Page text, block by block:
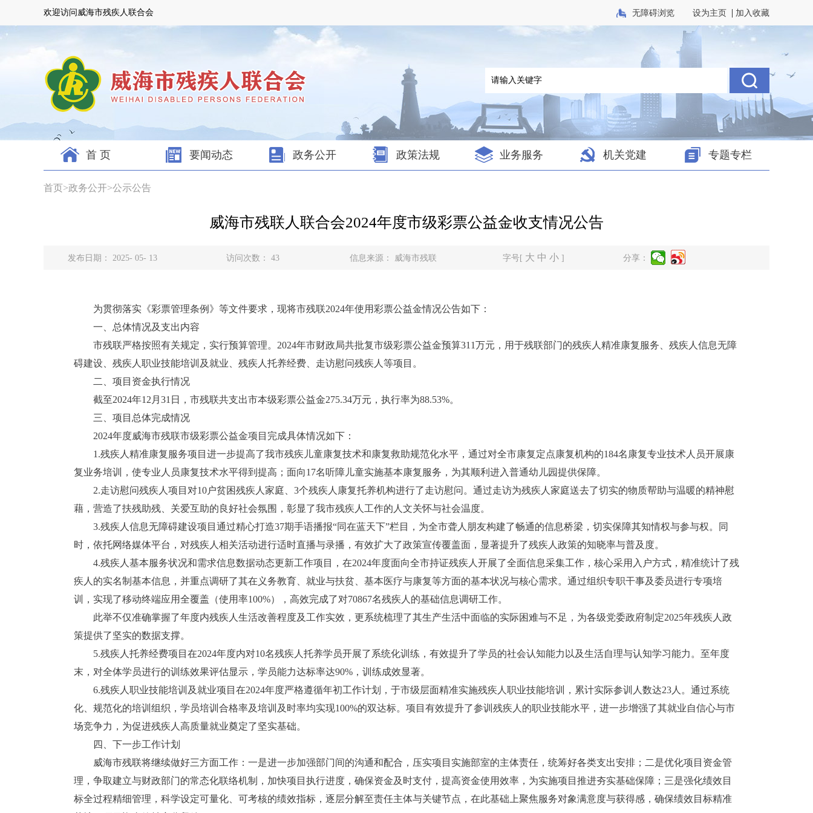
欢迎访问威海市残疾人联合会 无障碍浏览 设为主页 | 加入收藏
首 页 要闻动态 政务公开 政策法规 业务服务 机关党建 专题专栏
首页>政务公开>公示公告
威海市残联人联合会2024年度市级彩票公益金收支情况公告
发布日期： 2025- 05- 13 访问次数： 43 信息来源： 威海市残联 字号[ 大 中 小 ] 分享：
为贯彻落实《彩票管理条例》等文件要求，现将市残联2024年使用彩票公益金情况公告如下：
一、总体情况及支出内容
市残联严格按照有关规定，实行预算管理。2024年市财政局共批复市级彩票公益金预算311万元，用于残联部门的残疾人精准康复服务、残疾人信息无障
碍建设、残疾人职业技能培训及就业、残疾人托养经费、走访慰问残疾人等项目。
二、项目资金执行情况
截至2024年12月31日，市残联共支出市本级彩票公益金275.34万元，执行率为88.53%。
三、项目总体完成情况
2024年度威海市残联市级彩票公益金项目完成具体情况如下：
1.残疾人精准康复服务项目进一步提高了我市残疾儿童康复技术和康复救助规范化水平，通过对全市康复定点康复机构的184名康复专业技术人员开展康
复业务培训，使专业人员康复技术水平得到提高；面向17名听障儿童实施基本康复服务，为其顺利进入普通幼儿园提供保障。
2.走访慰问残疾人项目对10户贫困残疾人家庭、3个残疾人康复托养机构进行了走访慰问。通过走访为残疾人家庭送去了切实的物质帮助与温暖的精神慰
藉，营造了扶残助残、关爱互助的良好社会氛围，彰显了我市残疾人工作的人文关怀与社会温度。
3.残疾人信息无障碍建设项目通过精心打造37期手语播报“同在蓝天下”栏目，为全市聋人朋友构建了畅通的信息桥梁，切实保障其知情权与参与权。同
时，依托网络媒体平台，对残疾人相关活动进行适时直播与录播，有效扩大了政策宣传覆盖面，显著提升了残疾人政策的知晓率与普及度。
4.残疾人基本服务状况和需求信息数据动态更新工作项目，在2024年度面向全市持证残疾人开展了全面信息采集工作，核心采用入户方式，精准统计了残
疾人的实名制基本信息，并重点调研了其在义务教育、就业与扶贫、基本医疗与康复等方面的基本状况与核心需求。通过组织专职干事及委员进行专项培
训，实现了移动终端应用全覆盖（使用率100%），高效完成了对70867名残疾人的基础信息调研工作。
此举不仅准确掌握了年度内残疾人生活改善程度及工作实效，更系统梳理了其生产生活中面临的实际困难与不足，为各级党委政府制定2025年残疾人政
策提供了坚实的数据支撑。
5.残疾人托养经费项目在2024年度内对10名残疾人托养学员开展了系统化训练，有效提升了学员的社会认知能力以及生活自理与认知学习能力。至年度
末，对全体学员进行的训练效果评估显示，学员能力达标率达90%，训练成效显著。
6.残疾人职业技能培训及就业项目在2024年度严格遵循年初工作计划，于市级层面精准实施残疾人职业技能培训，累计实际参训人数达23人。通过系统
化、规范化的培训组织，学员培训合格率及培训及时率均实现100%的双达标。项目有效提升了参训残疾人的职业技能水平，进一步增强了其就业自信心与市
场竞争力，为促进残疾人高质量就业奠定了坚实基础。
四、下一步工作计划
威海市残联将继续做好三方面工作：一是进一步加强部门间的沟通和配合，压实项目实施部室的主体责任，统筹好各类支出安排；二是优化项目资金管
理，争取建立与财政部门的常态化联络机制，加快项目执行进度，确保资金及时支付，提高资金使用效率，为实施项目推进夯实基础保障；三是强化绩效目
标全过程精细管理，科学设定可量化、可考核的绩效指标，逐层分解至责任主体与关键节点，在此基础上聚焦服务对象满意度与获得感，确保绩效目标精准